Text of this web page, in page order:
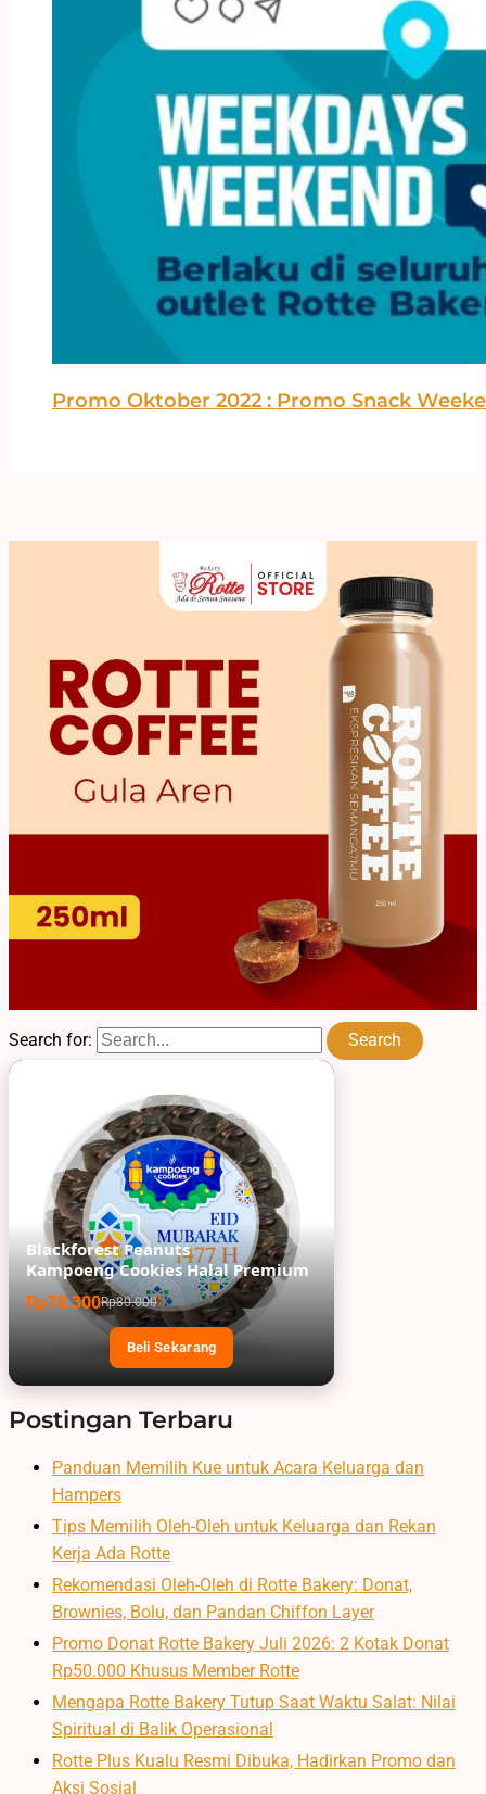
Promo Oktober 2022 : Promo Snack
Search for:
Blackforest Peanuts
Kampoeng Cookies Halal Premium
Rp78.300Rp80.000
Beli Sekarang
Postingan Terbaru
Panduan Memilih Kue untuk Acara Keluarga dan
Hampers
Tips Memilih Oleh-Oleh untuk Keluarga dan Rekan
Kerja Ada Rotte
Rekomendasi Oleh-Oleh di Rotte Bakery: Donat,
Brownies, Bolu, dan Pandan Chiffon Layer
Promo Donat Rotte Bakery Juli 2026: 2 Kotak Donat
Rp50.000 Khusus Member Rotte
Mengapa Rotte Bakery Tutup Saat Waktu Salat: Nilai
Spiritual di Balik Operasional
Rotte Plus Kualu Resmi Dibuka, Hadirkan Promo dan
Aksi Sosial